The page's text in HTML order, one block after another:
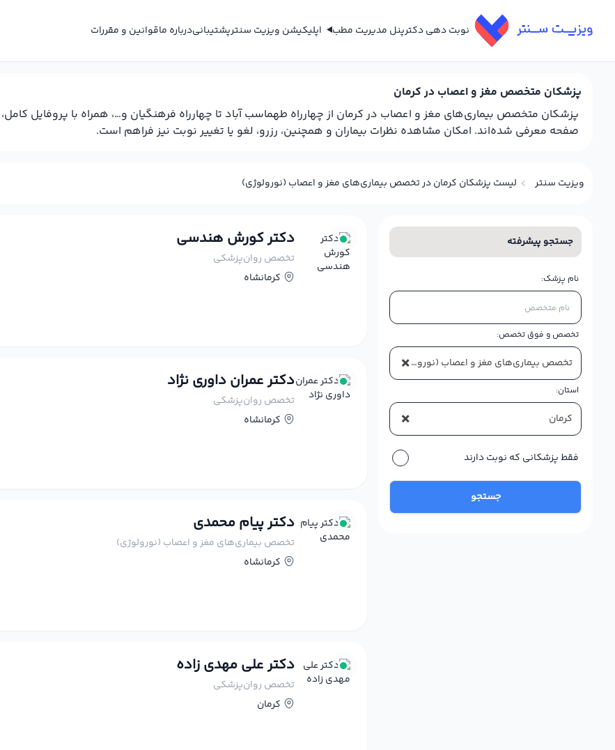
نوبت دهی دکترپنل مدیریت مطب اپلیکیشن ویزیت سنترپشتیبانیدرباره ماقوانین و مقررات
پزشکان متخصص مغز و اعصاب در کرمان
پزشکان متخصص بیماری‌های مغز و اعصاب در کرمان از چهارراه طهماسب آباد تا چهارراه فرهنگیان و…، همراه با پروفایل
صفحه معرفی شده‌اند. امکان مشاهده نظرات بیماران و همچنین، رزرو، لغو یا تغییر نوبت نیز فراهم است.
ویزیت سنتر لیست پزشکان کرمان در تخصص بیماری‌های مغز و اعصاب (نورولوژی)
دکتر کورش هندسی
تخصص روان‌پزشکی
کرمانشاه
دکتر عمران داوری نژاد
تخصص روان‌پزشکی
کرمانشاه
دکتر پیام محمدی
تخصص بیماری‌های مغز و اعصاب (نورولوژی)
کرمانشاه
دکتر علی مهدی زاده
تخصص روان‌پزشکی
کرمان
جستجو پیشرفته
نام پزشک:
تخصص و فوق تخصص:
× تخصص بیماری‌های مغز و اعصاب (نورولوژی)
استان:
× کرمان
فقط پزشکانی که نوبت دارند
جستجو